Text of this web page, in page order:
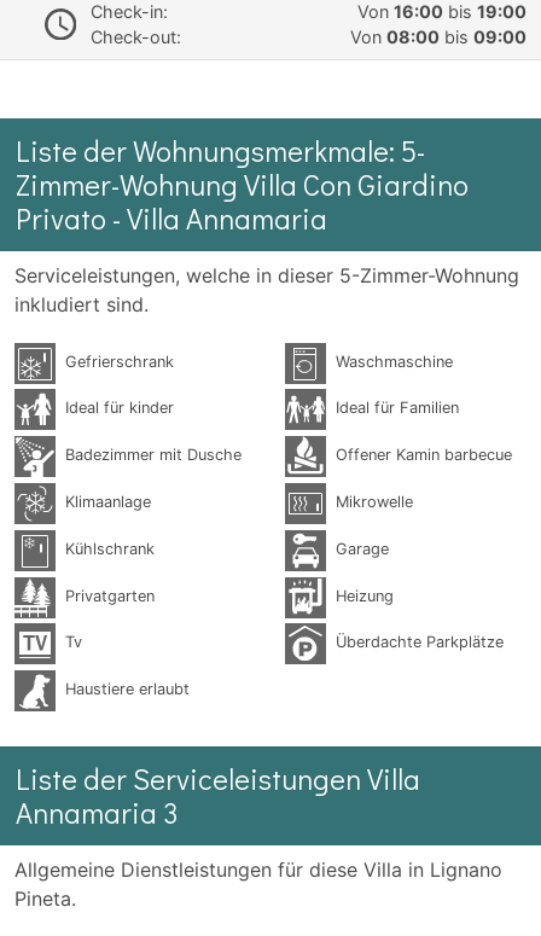
Check-in: Von 16:00 bis 19:00
Check-out:
Von 08:00 bis 09:00
Liste der Wohnungsmerkmale: 5-
Zimmer-Wohnung Villa Con Giardino
Privato - Villa Annamaria
Serviceleistungen, welche in dieser 5-Zimmer-Wohnung
inkludiert sind.
Gefrierschrank Waschmaschine
Ideal für kinder Ideal für Familien
Badezimmer mit Dusche Offener Kamin barbecue
Klimaanlage Mikrowelle
Kühlschrank Garage
Privatgarten Heizung
Tv Überdachte Parkplätze
Haustiere erlaubt
Liste der Serviceleistungen Villa
Annamaria 3
Allgemeine Dienstleistungen für diese Villa in Lignano
Pineta.